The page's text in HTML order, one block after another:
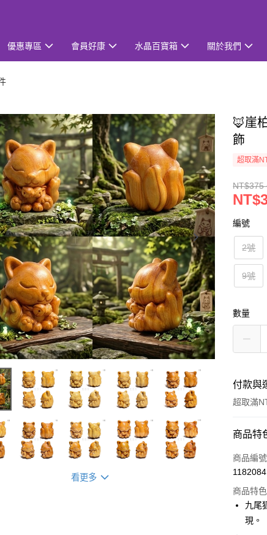
優惠專區 會員好康 水晶百寶箱 關於我們
看更多
🦊崖
飾
超取滿
NT$375
編號
2號
9號
數量
付款與
超取滿
付款方
信用卡一
LINE
Apple Pay
商品特
商品編號
商品特色
九尾
現。